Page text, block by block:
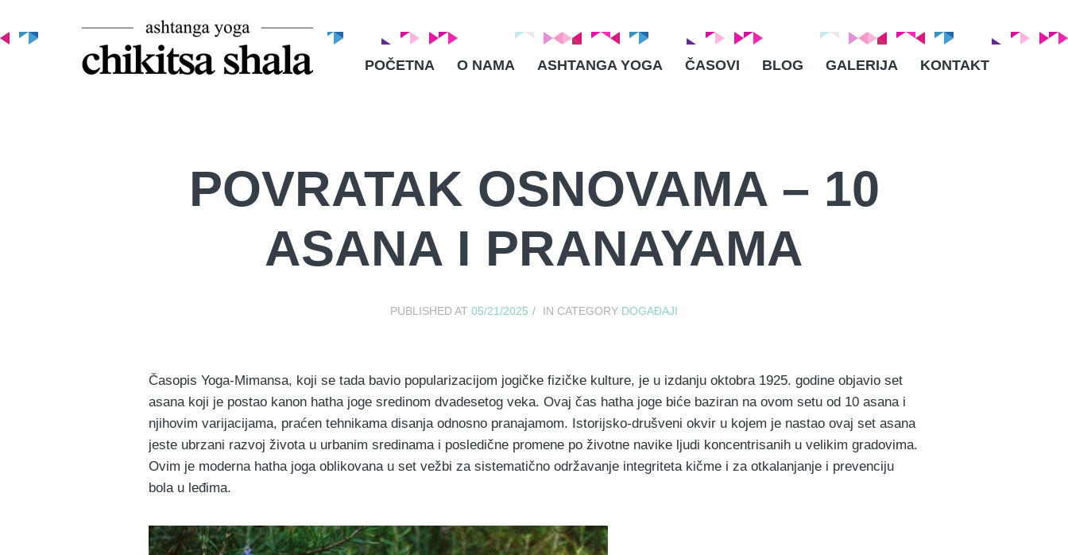
POČETNA O NAMA ASHTANGA YOGA ČASOVI BLOG GALERIJA KONTAKT
POVRATAK OSNOVAMA – 10
ASANA I PRANAYAMA
PUBLISHED AT 05/21/2025 IN CATEGORY DOGAĐAJI
Časopis Yoga-Mimansa, koji se tada bavio popularizacijom jogičke fizičke kulture, je u izdanju oktobra 1925. godine objavio set
asana koji je postao kanon hatha joge sredinom dvadesetog veka. Ovaj čas hatha joge biće baziran na ovom setu od 10 asana i
njihovim varijacijama, praćen tehnikama disanja odnosno pranajamom. Istorijsko-drušveni okvir u kojem je nastao ovaj set asana
jeste ubrzani razvoj života u urbanim sredinama i posledične promene po životne navike ljudi koncentrisanih u velikim gradovima.
Ovim je moderna hatha joga oblikovana u set vežbi za sistematično održavanje integriteta kičme i za otkalanjanje i prevenciju
bola u leđima.